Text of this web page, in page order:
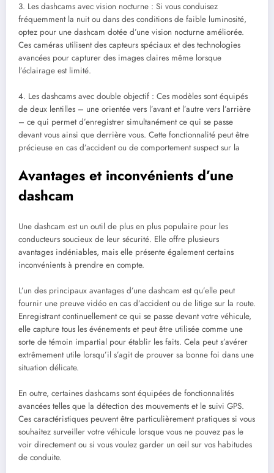
3. Les dashcams avec vision nocturne : Si vous conduisez
fréquemment la nuit ou dans des conditions de faible luminosité,
optez pour une dashcam dotée d’une vision nocturne améliorée.
Ces caméras utilisent des capteurs spéciaux et des technologies
avancées pour capturer des images claires même lorsque
l’éclairage est limité.
4. Les dashcams avec double objectif : Ces modèles sont équipés
de deux lentilles – une orientée vers l’avant et l’autre vers l’arrière
– ce qui permet d’enregistrer simultanément ce qui se passe
devant vous ainsi que derrière vous. Cette fonctionnalité peut être
précieuse en cas d’accident ou de comportement suspect sur la
Avantages et inconvénients d’une
dashcam
Une dashcam est un outil de plus en plus populaire pour les
conducteurs soucieux de leur sécurité. Elle offre plusieurs
avantages indéniables, mais elle présente également certains
inconvénients à prendre en compte.
L’un des principaux avantages d’une dashcam est qu’elle peut
fournir une preuve vidéo en cas d’accident ou de litige sur la route.
Enregistrant continuellement ce qui se passe devant votre véhicule,
elle capture tous les événements et peut être utilisée comme une
sorte de témoin impartial pour établir les faits. Cela peut s’avérer
extrêmement utile lorsqu’il s’agit de prouver sa bonne foi dans une
situation délicate.
En outre, certaines dashcams sont équipées de fonctionnalités
avancées telles que la détection des mouvements et le suivi GPS.
Ces caractéristiques peuvent être particulièrement pratiques si vous
souhaitez surveiller votre véhicule lorsque vous ne pouvez pas le
voir directement ou si vous voulez garder un œil sur vos habitudes
de conduite.